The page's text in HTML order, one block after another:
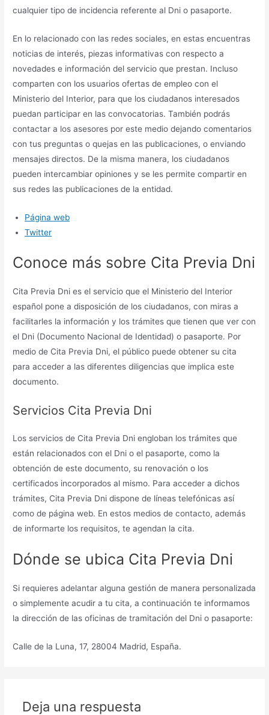
cualquier tipo de incidencia referente al Dni o pasaporte.
En lo relacionado con las redes sociales, en estas encuentras
noticias de interés, piezas informativas con respecto a
novedades e información del servicio que prestan. Incluso
comparten con los usuarios ofertas de empleo con el
Ministerio del Interior, para que los ciudadanos interesados
puedan participar en las convocatorias. También podrás
contactar a los asesores por este medio dejando comentarios
con tus preguntas o quejas en las publicaciones, o enviando
mensajes directos. De la misma manera, los ciudadanos
pueden intercambiar opiniones y se les permite compartir en
sus redes las publicaciones de la entidad.
Página web
Twitter
Conoce más sobre Cita Previa Dni
Cita Previa Dni es el servicio que el Ministerio del Interior
español pone a disposición de los ciudadanos, con miras a
facilitarles la información y los trámites que tienen que ver con
el Dni (Documento Nacional de Identidad) o pasaporte. Por
medio de Cita Previa Dni, el público puede obtener su cita
para acceder a las diferentes diligencias que implica este
documento.
Servicios Cita Previa Dni
Los servicios de Cita Previa Dni engloban los trámites que
están relacionados con el Dni o el pasaporte, como la
obtención de este documento, su renovación o los
certificados incorporados al mismo. Para acceder a dichos
trámites, Cita Previa Dni dispone de líneas telefónicas así
como de página web. En estos medios de contacto, además
de informarte los requisitos, te agendan la cita.
Dónde se ubica Cita Previa Dni
Si requieres adelantar alguna gestión de manera personalizada
o simplemente acudir a tu cita, a continuación te informamos
la dirección de las oficinas de tramitación del Dni o pasaporte:
Calle de la Luna, 17, 28004 Madrid, España.
Deja una respuesta